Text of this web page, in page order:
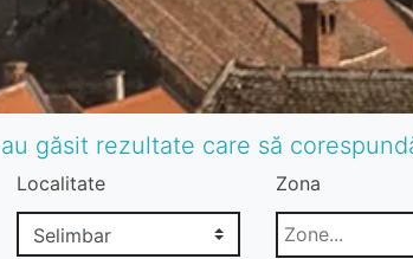
găsit rezultate care să
Localitate Zona